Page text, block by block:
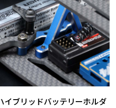
ブリッドバッテリーホルダ